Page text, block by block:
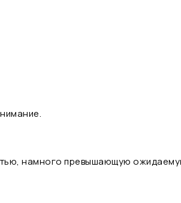
намного превышающую